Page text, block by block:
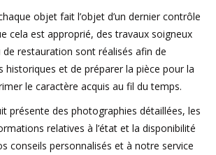
objet fait l’objet d’un dernier contrôle
cela est approprié, des travaux soigneux
restauration sont réalisés afin de
historiques et de préparer la pièce pour la
le caractère acquis au fil du temps.
présente des photographies détaillées, les
relatives à l’état et la disponibilité
conseils personnalisés et à notre service